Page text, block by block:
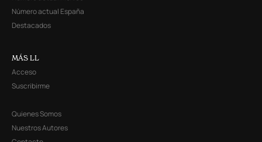
Número actual España
Destacados
MÁS LL
Acceso
Suscribirme
Quienes Somos
Nuestros Autores